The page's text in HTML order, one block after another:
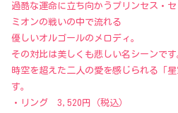
過酷な運命に立ち向かうプリンセス・
ミオンの戦いの中で流れる
優しいオルゴールのメロディ。
その対比は美しくも悲しい名シーンです
時空を超えた二人の愛を感じられる「
す。
・リング 3,520円（税込）